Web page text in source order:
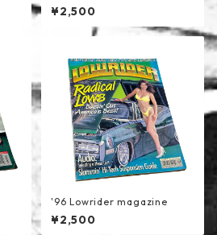
¥2,500
'96 Lowrider magazine
¥2,500